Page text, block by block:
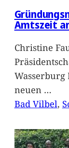
Amtszeit
Christine
Wasserburg
neuen …
Bad Vilbel,